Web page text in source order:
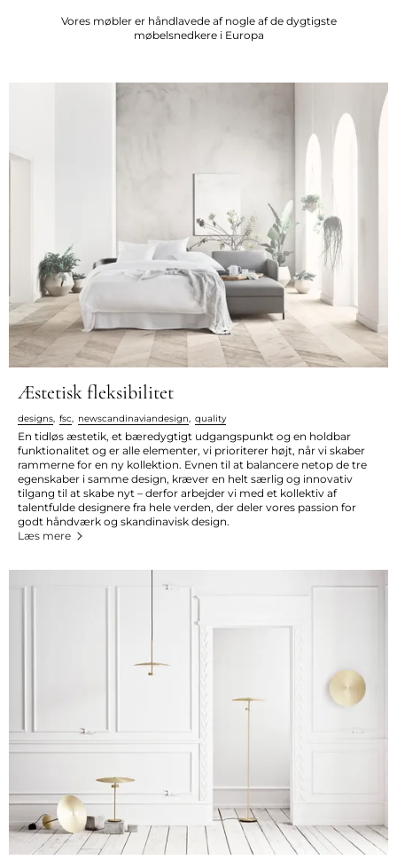
Vores møbler er håndlavede af nogle af de dygtigste
møbelsnedkere i Europa
Æstetisk fleksibilitet
designs, fsc, newscandinaviandesign, quality
En tidløs æstetik, et bæredygtigt udgangspunkt og en holdbar
funktionalitet og er alle elementer, vi prioriterer højt, når vi skaber
rammerne for en ny kollektion. Evnen til at balancere netop de tre
egenskaber i samme design, kræver en helt særlig og innovativ
tilgang til at skabe nyt – derfor arbejder vi med et kollektiv af
talentfulde designere fra hele verden, der deler vores passion for
godt håndværk og skandinavisk design.
Læs mere